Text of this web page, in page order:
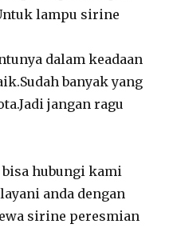
lampu sirine
dalam keadaan
banyak yang
jangan ragu
hubungi kami
anda dengan
sirine peresmian